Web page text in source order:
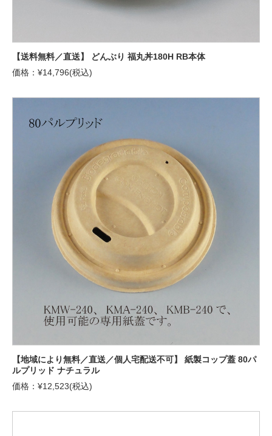
【送料無料／直送】 どんぶり 福丸丼180H RB本体
価格：¥14,796(税込)
【地域により無料／直送／個人宅配送不可】 紙製コップ蓋 80パ
ルプリッド ナチュラル
価格：¥12,523(税込)